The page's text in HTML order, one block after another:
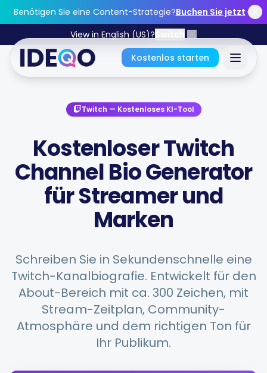
Skip to main content
Benötigen Sie eine Content-Strategie?Buchen Sie jetzt
View in English (US)?
Kostenlos starten
Anmelden
Starten Sie kostenlos durch
Keine Kreditkarte erforderlich • Für immer kostenlos
Kostenlose Tools
Integrationen
Für Shopify Stores
Twitch — Kostenloses KI-Tool
Kostenloser Twitch
Channel Bio Generator
für Streamer und
Marken
Schreiben Sie in Sekundenschnelle eine
Twitch-Kanalbiografie. Entwickelt für den
About-Bereich mit ca. 300 Zeichen, mit
Stream-Zeitplan, Community-
Atmosphäre und dem richtigen Ton für
Ihr Publikum.